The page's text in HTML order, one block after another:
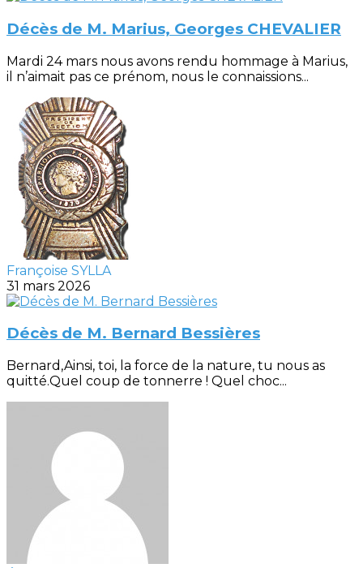
Décès de M. Marius, Georges CHEVALIER
Mardi 24 mars nous avons rendu hommage à Marius,
il n’aimait pas ce prénom, nous le connaissions...
Françoise SYLLA
31 mars 2026
Décès de M. Bernard Bessières
Bernard,Ainsi, toi, la force de la nature, tu nous as
quitté.Quel coup de tonnerre ! Quel choc...